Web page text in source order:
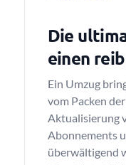
Die
einen
Ein Umzug
vom Packen
Aktualisierung
Abonnements
überwältigend